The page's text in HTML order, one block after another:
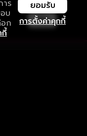
าร
บ
ก
กี้
การตั้งค่าคุกกี้
ยอมรับ
เปิด